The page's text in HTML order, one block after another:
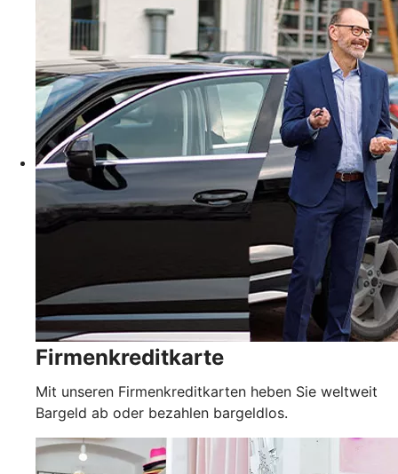
Firmenkreditkarte
Mit unseren Firmenkreditkarten heben Sie weltweit
Bargeld ab oder bezahlen bargeldlos.